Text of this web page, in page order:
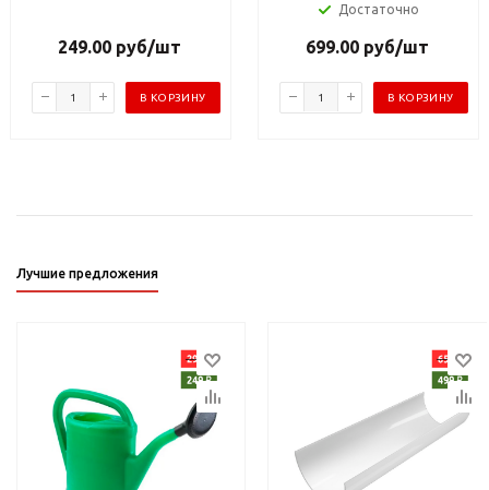
249.00руб/шт
В КОРЗИНУ
Достаточно
699.00руб/шт
В КОРЗИНУ
Лучшие предложения